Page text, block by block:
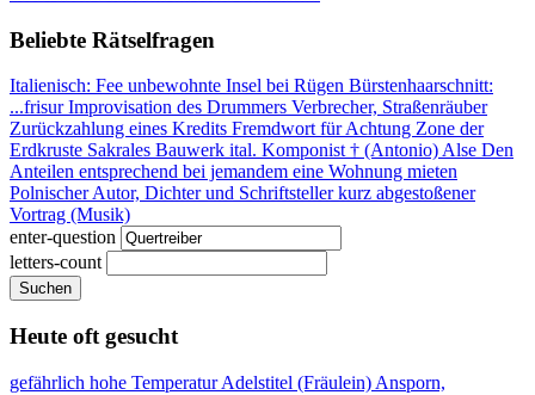
Beliebte Rätselfragen
Italienisch: Fee unbewohnte Insel bei Rügen Bürstenhaarschnitt:
...frisurImprovisation des Drummers Verbrecher, Straßenräuber
Zurückzahlung eines Kredits Fremdwort für Achtung Zone der
Erdkruste Sakrales Bauwerk ital. Komponist † (Antonio)Alse Den
Anteilen entsprechend bei jemandem eine Wohnung mieten
Polnischer Autor, Dichter und Schriftstellerkurz abgestoßener
Vortrag (Musik)
enter-question
letters-count
Suchen
Heute oft gesucht
gefährlich hohe TemperaturAdelstitel (Fräulein) Ansporn,